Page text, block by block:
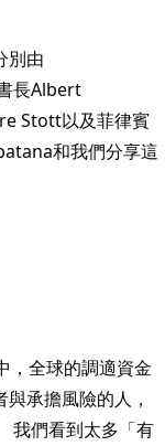
別由
長Albert
Stott以及菲律賓
和我們分享這
，全球的調適資金
承擔風險的人，
我們看到太多「有